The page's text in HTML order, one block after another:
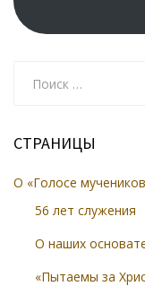
СТРАНИЦЫ
О «Голосе
56 лет служения
О наших
«Пытаемы за